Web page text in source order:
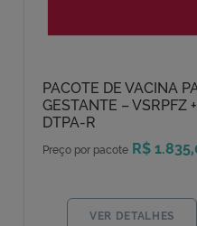
PACOTE DE VACINA
GESTANTE – VSRPFZ +
DTPA-R
Preço por pacote R$
VER DETALHES